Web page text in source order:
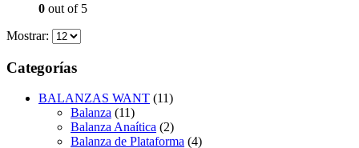
0 out of 5
Mostrar:
Categorías
BALANZAS WANT (11)
Balanza (11)
Balanza Anaítica (2)
Balanza de Plataforma (4)